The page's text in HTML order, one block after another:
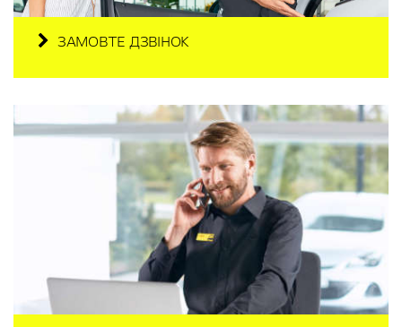
ЗАМОВТЕ ДЗВІНОК